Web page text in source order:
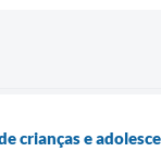
crianças e